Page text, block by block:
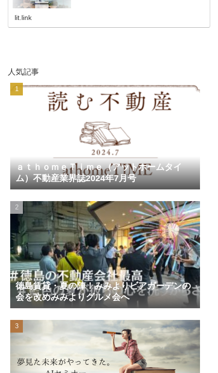
lit.link
人気記事
ａｔｈｏｍｅＴｉｍｅ（アットホームタイ
ム）不動産業界誌2024年7月号
徳島賃貸・夏の陣！みみよりビアガーデンの
会を改めみみよりグルメ会へ